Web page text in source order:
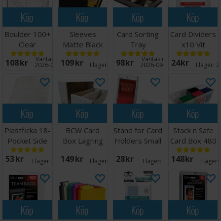
Köp
Boulder 100+
Clear
Transparent
108 SEK Väntas in:
2026-08-15
Köp
Sleeves
Matte Black
x100 66x91
109 SEK I lager: 20+
Köp
Card Sorting
Tray
98 SEK Väntas in:
2026-09-30
Köp
Card Dividers
x10 Vit
24 SEK I lager:
Köp
Plastficka 18-
Pocket Side
Load Vit x10
53 SEK I lager:
Köp
BCW Card
Box Lagring
149 SEK I lager: 20+
Köp
Stand for Card
Holders Small
28 SEK I lager:
Köp
Stack n Safe
Card Box 480
Ultimate
Guard
148 SEK I lager:
Köp Köp Köp Köp